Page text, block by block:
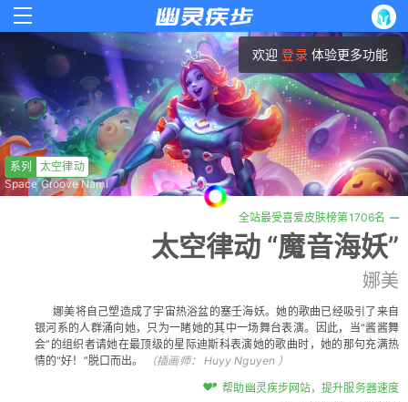
欢迎 登录 体验更多功能
Space Groove Nami
系列 太空律动
全站最受喜爱皮肤榜第1706名
太空律动 “魔音海妖”
娜美
娜美将自己塑造成了宇宙热浴盆的塞壬海妖。她的歌曲已经吸引了来自
银河系的人群涌向她，只为一睹她的其中一场舞台表演。因此，当“酱酱舞
会”的组织者请她在最顶级的星际迪斯科表演她的歌曲时，她的那句充满热
情的“好！”脱口而出。
（插画师： Huyy Nguyen）
帮助幽灵疾步网站，提升服务器速度